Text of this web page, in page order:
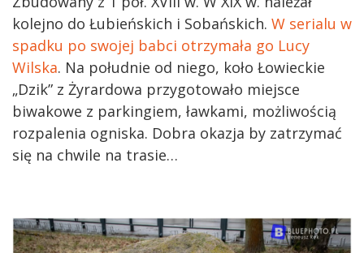
kolejno do Łubieńskich i Sobańskich. W serialu w
spadku po swojej babci otrzymała go Lucy
Wilska. Na południe od niego, koło Łowieckie
„Dzik” z Żyrardowa przygotowało miejsce
biwakowe z parkingiem, ławkami, możliwością
rozpalenia ogniska. Dobra okazja by zatrzymać
się na chwile na trasie…